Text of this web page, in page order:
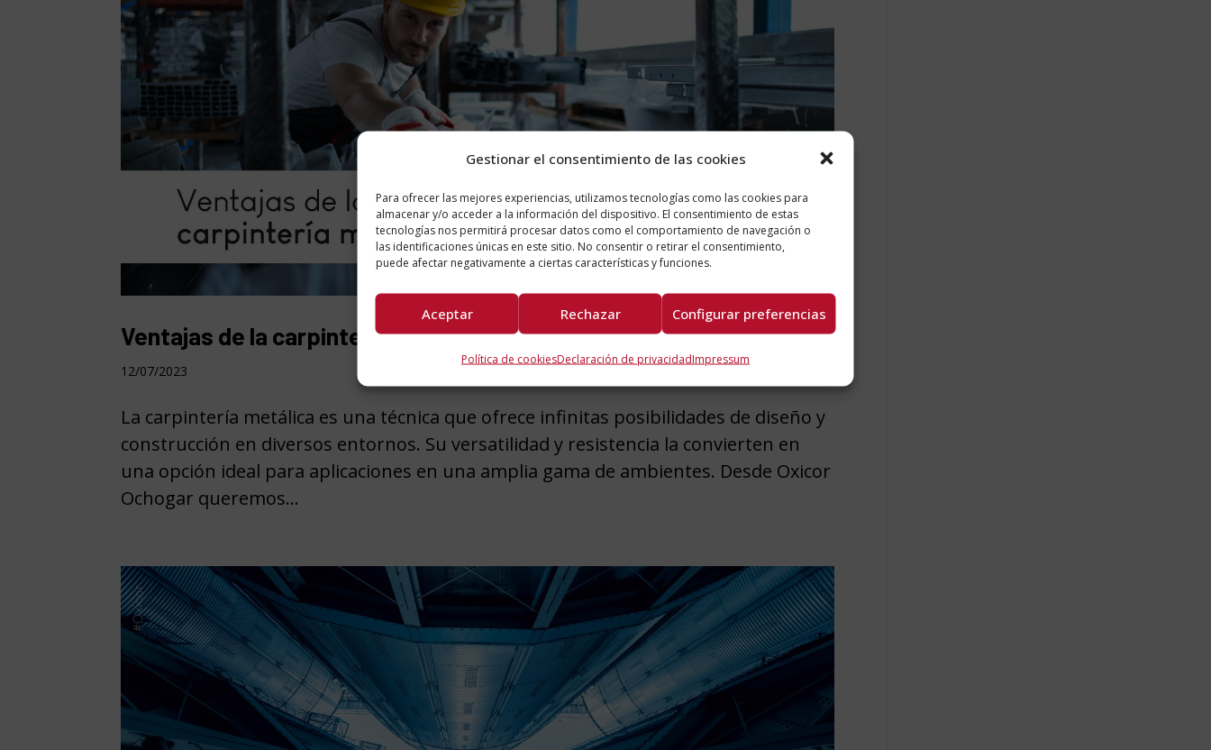
Gestionar el consentimiento de las cookies
Para ofrecer las mejores experiencias, utilizamos tecnologías como las cookies para
almacenar y/o acceder a la información del dispositivo. El consentimiento de estas
tecnologías nos permitirá procesar datos como el comportamiento de navegación o
las identificaciones únicas en este sitio. No consentir o retirar el consentimiento,
puede afectar negativamente a ciertas características y funciones.
Aceptar Rechazar Configurar preferencias
Política de cookiesDeclaración de privacidadImpressum
Ventajas de la carpintería metálica
12/07/2023
La carpintería metálica es una técnica que ofrece infinitas posibilidades de diseño y
construcción en diversos entornos. Su versatilidad y resistencia la convierten en
una opción ideal para aplicaciones en una amplia gama de ambientes. Desde Oxicor
Ochogar queremos...